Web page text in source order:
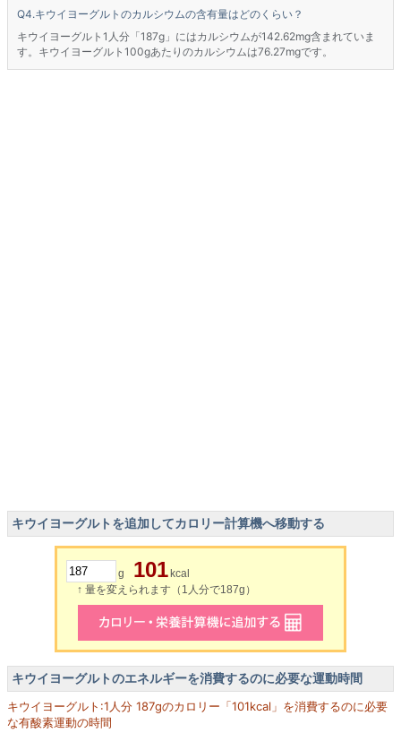
キウイヨーグルトのカルシウムの含有量はどのくらい？
キウイヨーグルト1人分「187g」にはカルシウムが142.62mg含まれていま
す。キウイヨーグルト100gあたりのカルシウムは76.27mgです。
キウイヨーグルトを追加してカロリー計算機へ移動する
g 101 kcal
↑ 量を変えられます（1人分で187g）
キウイヨーグルトのエネルギーを消費するのに必要な運動時間
キウイヨーグルト:1人分 187gのカロリー「101kcal」を消費するのに必要
な有酸素運動の時間